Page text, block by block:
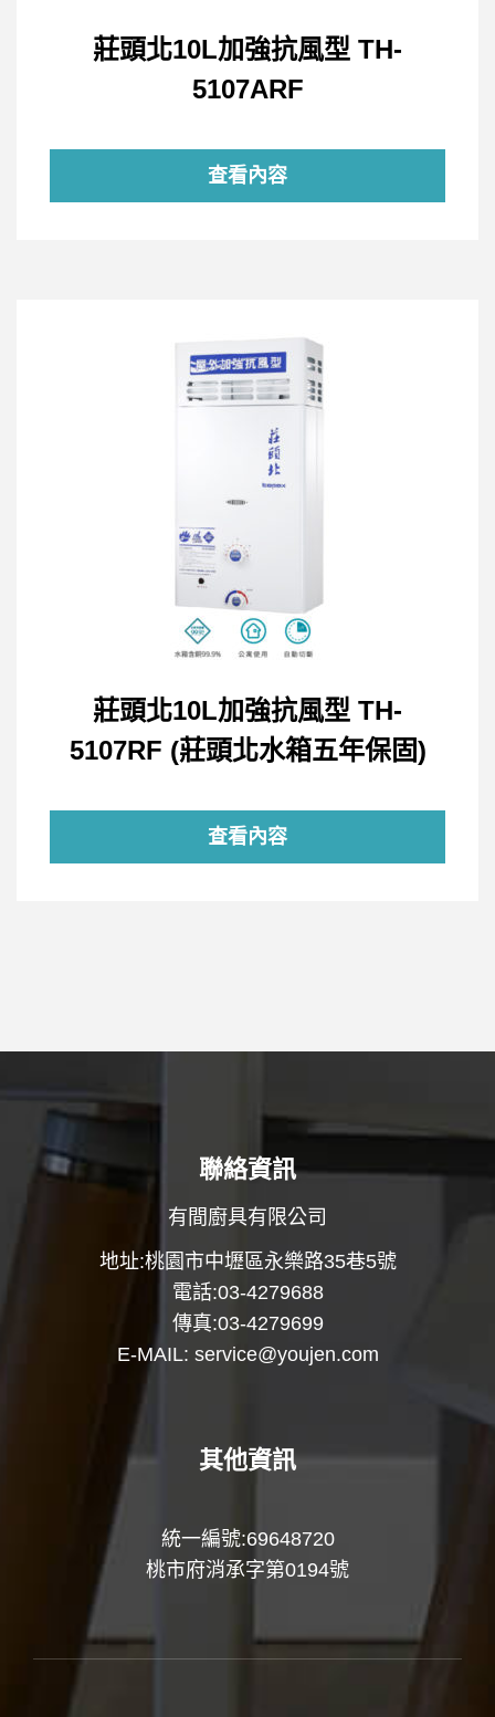
莊頭北10L加強抗風型 TH-
5107ARF
查看內容
莊頭北10L加強抗風型 TH-
5107RF (莊頭北水箱五年保固)
查看內容
聯絡資訊
有間廚具有限公司
地址:桃園市中壢區永樂路35巷5號
電話:03-4279688
傳真:03-4279699
E-MAIL: service@youjen.com
其他資訊
統一編號:69648720
桃市府消承字第0194號